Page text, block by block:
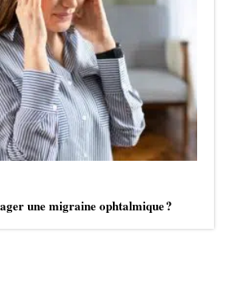
une migraine ophtalmique ?